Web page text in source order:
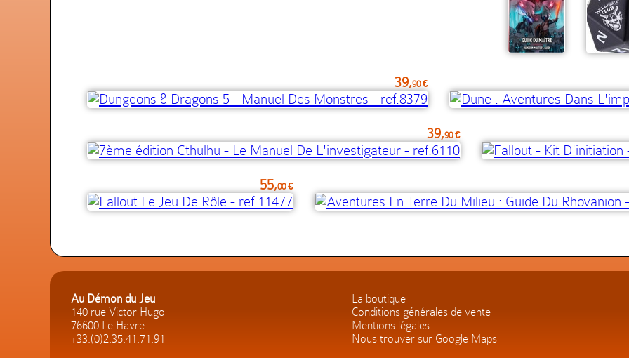
39,90 €
39,90 €
55,00 €
Au Démon du Jeu
140 rue Victor Hugo
76600 Le Havre
+33.(0)2.35.41.71.91
La boutique
Conditions générales de vente
Mentions légales
Nous trouver sur Google Maps